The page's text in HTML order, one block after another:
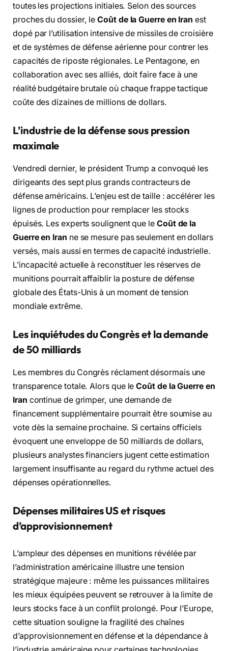
toutes les projections initiales. Selon des sources
proches du dossier, leCoût de la Guerre en Iran est
dopé par l’utilisation intensive de missiles de croisière
et de systèmes de défense aérienne pour contrer les
capacités de riposte régionales. Le Pentagone, en
collaboration avec ses alliés, doit faire face à une
réalité budgétaire brutale où chaque frappe tactique
coûte des dizaines de millions de dollars.
L’industrie de la défense sous pression
maximale
Vendredi dernier, le président Trump a convoqué les
dirigeants des sept plus grands contracteurs de
défense américains. L’enjeu est de taille : accélérer les
lignes de production pour remplacer les stocks
épuisés. Les experts soulignent que le Coût de la
Guerre en Iran ne se mesure pas seulement en dollars
versés, mais aussi en termes de capacité industrielle.
L’incapacité actuelle à reconstituer les réserves de
munitions pourrait affaiblir la posture de défense
globale des États-Unis à un moment de tension
mondiale extrême.
Les inquiétudes du Congrès et la demande
de 50 milliards
Les membres du Congrès réclament désormais une
transparence totale. Alors que leCoût de la Guerre en
Iran continue de grimper, une demande de
financement supplémentaire pourrait être soumise au
vote dès la semaine prochaine. Si certains officiels
évoquent une enveloppe de 50 milliards de dollars,
plusieurs analystes financiers jugent cette estimation
largement insuffisante au regard du rythme actuel des
dépenses opérationnelles.
Dépenses militaires US et risques
d’approvisionnement
L’ampleur des dépenses en munitions révélée par
l’administration américaine illustre une tension
stratégique majeure : même les puissances militaires
les mieux équipées peuvent se retrouver à la limite de
leurs stocks face à un conflit prolongé. Pour l’Europe,
cette situation souligne la fragilité des chaînes
d’approvisionnement en défense et la dépendance à